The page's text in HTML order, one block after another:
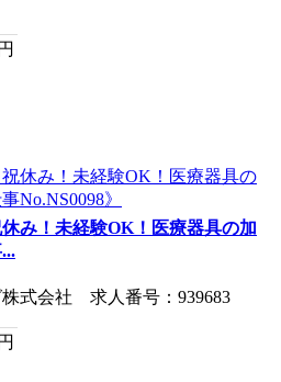
円
休み！未経験OK！医療器具の加
式会社 求人番号：939683
円